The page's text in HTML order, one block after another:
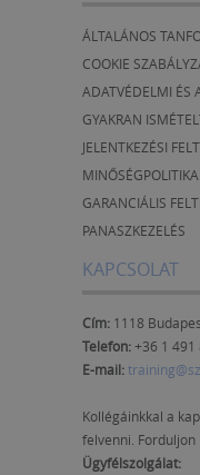
ÁLTALÁNOS
COOKIE
ADATVÉDELMI ÉS
GYAKRAN
JELENTKEZÉSI
MINŐSÉGPOLITIKA
GARANCIÁLIS
PANASZKEZELÉS
KAPCSOLAT
Cím: 1118
Telefon:+36 1 491
E-mail:
Kollégáinkkal a
felvenni. Forduljon
Ügyfélszolgálat: